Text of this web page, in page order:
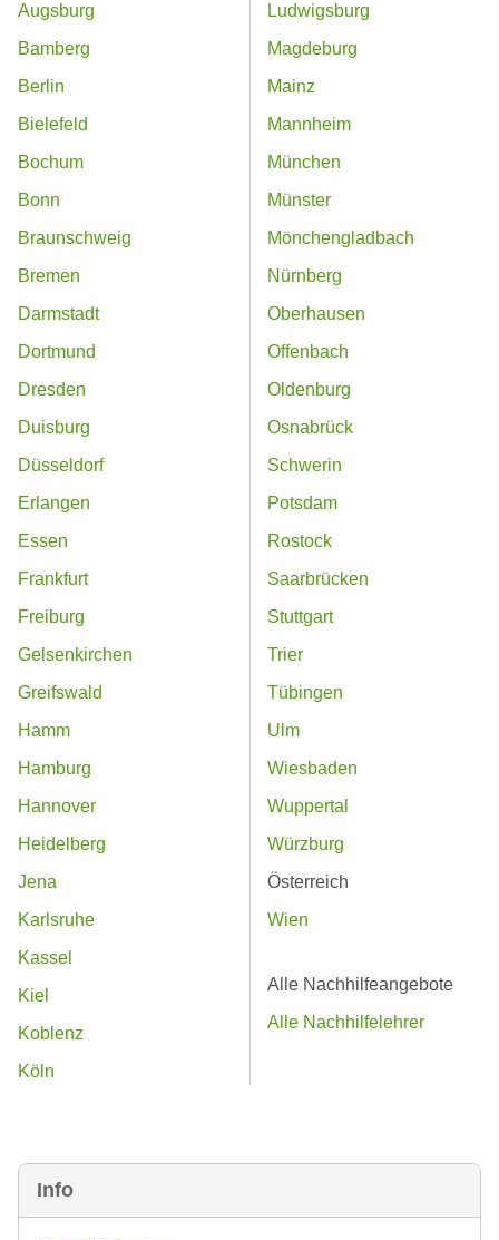
Info
Augsburg
Bamberg
Berlin
Bielefeld
Bochum
Bonn
Braunschweig
Bremen
Darmstadt
Dortmund
Dresden
Duisburg
Düsseldorf
Erlangen
Essen
Frankfurt
Freiburg
Gelsenkirchen
Greifswald
Hamm
Hamburg
Hannover
Heidelberg
Jena
Karlsruhe
Kassel
Kiel
Koblenz
Köln
Ludwigsburg
Magdeburg
Mainz
Mannheim
München
Münster
Mönchengladbach
Nürnberg
Oberhausen
Offenbach
Oldenburg
Osnabrück
Schwerin
Potsdam
Rostock
Saarbrücken
Stuttgart
Trier
Tübingen
Ulm
Wiesbaden
Wuppertal
Würzburg
Österreich
Wien
Alle Nachhilfeangebote
Alle Nachhilfelehrer